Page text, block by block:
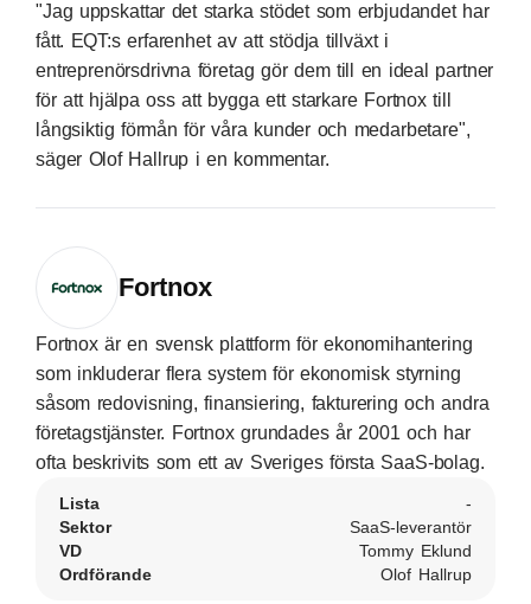
"Jag uppskattar det starka stödet som erbjudandet har
fått. EQT:s erfarenhet av att stödja tillväxt i
entreprenörsdrivna företag gör dem till en ideal partner
för att hjälpa oss att bygga ett starkare Fortnox till
långsiktig förmån för våra kunder och medarbetare",
säger Olof Hallrup i en kommentar.
Fortnox
Fortnox är en svensk plattform för ekonomihantering
som inkluderar flera system för ekonomisk styrning
såsom redovisning, finansiering, fakturering och andra
företagstjänster. Fortnox grundades år 2001 och har
ofta beskrivits som ett av Sveriges första SaaS-bolag.
Lista
-
Sektor
SaaS-leverantör
VD
Tommy Eklund
Ordförande
Olof Hallrup